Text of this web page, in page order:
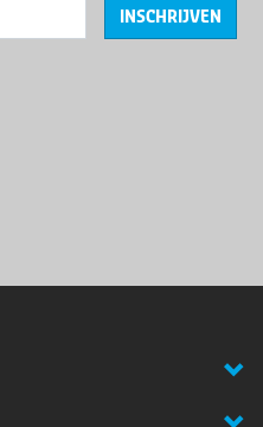
INSCHRIJVEN